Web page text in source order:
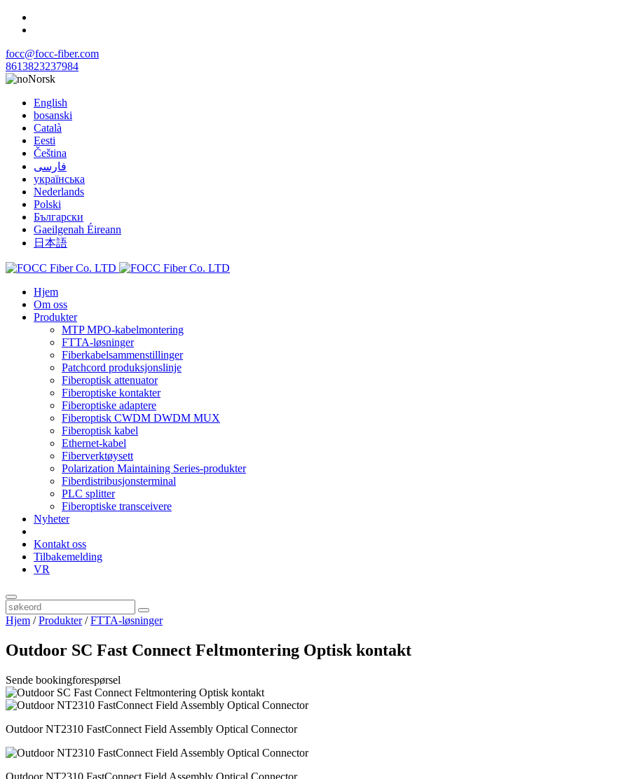
focc@focc-fiber.com
8613823237984
Norsk
English
bosanski
Català
Eesti
Čeština
فارسی
українська
Nederlands
Polski
Български
Gaeilgenah Éireann
日本語
Hjem
Om oss
Produkter
MTP MPO-kabelmontering
FTTA-løsninger
Fiberkabelsammenstillinger
Patchcord produksjonslinje
Fiberoptisk attenuator
Fiberoptiske kontakter
Fiberoptiske adaptere
Fiberoptisk CWDM DWDM MUX
Fiberoptisk kabel
Ethernet-kabel
Fiberverktøysett
Polarization Maintaining Series-produkter
Fiberdistribusjonsterminal
PLC splitter
Fiberoptiske transceivere
Nyheter
Kontakt oss
Tilbakemelding
VR
Hjem /Produkter/FTTA-løsninger
Outdoor SC Fast Connect Feltmontering Optisk kontakt
Sende bookingforespørsel
Outdoor NT2310 FastConnect Field Assembly Optical Connector
Outdoor NT2310 FastConnect Field Assembly Optical Connector